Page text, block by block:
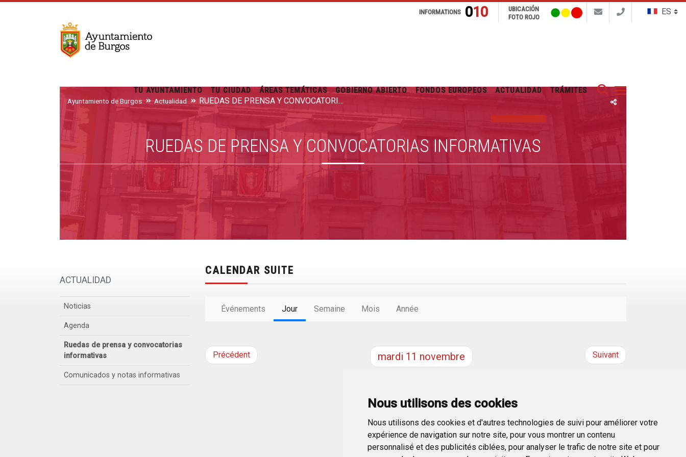
Nous utilisons des cookies
Nous utilisons des cookies et d'autres technologies de suivi pour améliorer votre
expérience de navigation sur notre site, pour vous montrer un contenu
personnalisé et des publicités ciblées, pour analyser le trafic de notre site et pour
Buscar
INFORMATIONS 010
UBICACIÓN
FOTO ROJO
TU AYUNTAMIENTO TU CIUDAD ÁREAS TEMÁTICAS GOBIERNO ABIERTO FONDOS EUROPEOS ACTUALIDAD TRÁMITES
Ayuntamiento de Burgos Actualidad RUEDAS DE PRENSA Y CONVOCATORIAS INFORMATIVAS
RUEDAS DE PRENSA Y CONVOCATORIAS INFORMATIVAS
ACTUALIDAD
Noticias
Agenda
Ruedas de prensa y convocatorias
informativas
Comunicados y notas informativas
CALENDAR SUITE
Événements Jour Semaine Mois Année
Précédent mardi 11 novembre Suivant